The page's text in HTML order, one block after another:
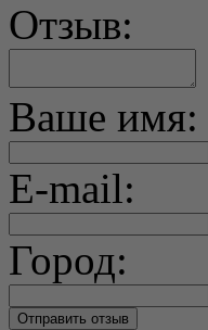
Отзыв:
Ваше имя:
E-mail:
Город: